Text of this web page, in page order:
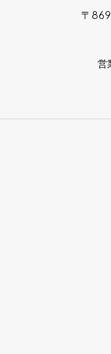
〒
営